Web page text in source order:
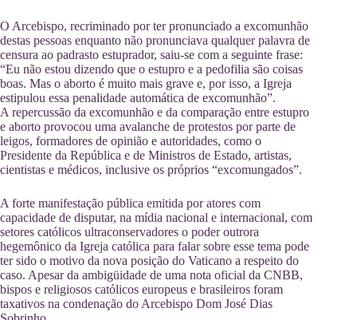
O Arcebispo, recriminado por ter pronunciado a excomunhão
destas pessoas enquanto não pronunciava qualquer palavra de
censura ao padrasto estuprador, saiu-se com a seguinte frase:
“Eu não estou dizendo que o estupro e a pedofilia são coisas
boas. Mas o aborto é muito mais grave e, por isso, a Igreja
estipulou essa penalidade automática de excomunhão”.
A repercussão da excomunhão e da comparação entre estupro
e aborto provocou uma avalanche de protestos por parte de
leigos, formadores de opinião e autoridades, como o
Presidente da República e de Ministros de Estado, artistas,
cientistas e médicos, inclusive os próprios “excomungados”.
A forte manifestação pública emitida por atores com
capacidade de disputar, na mídia nacional e internacional, com
setores católicos ultraconservadores o poder outrora
hegemônico da Igreja católica para falar sobre esse tema pode
ter sido o motivo da nova posição do Vaticano a respeito do
caso. Apesar da ambigüidade de uma nota oficial da CNBB,
bispos e religiosos católicos europeus e brasileiros foram
taxativos na condenação do Arcebispo Dom José Dias